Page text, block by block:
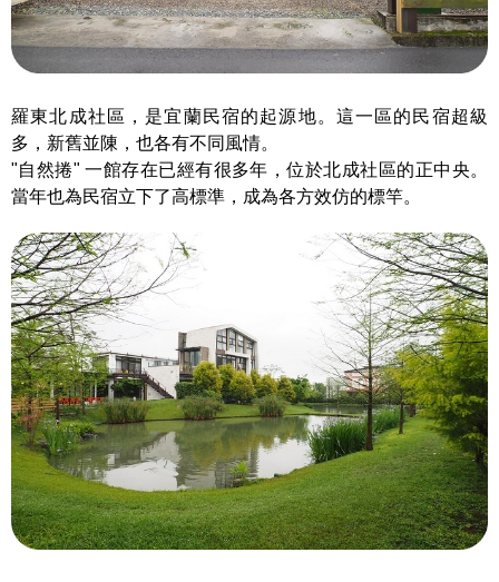
羅東北成社區，是宜蘭民宿的起源地。這一區的民宿超級
多，新舊並陳，也各有不同風情。
"自然捲" 一館存在已經有很多年，位於北成社區的正中央。
當年也為民宿立下了高標準，成為各方效仿的標竿。